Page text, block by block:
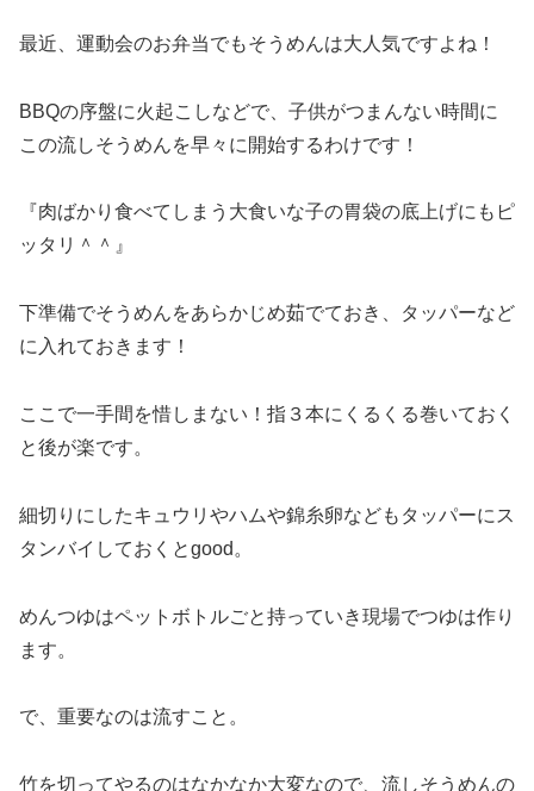
最近、運動会のお弁当でもそうめんは大人気ですよね！
BBQの序盤に火起こしなどで、子供がつまんない時間に
この流しそうめんを早々に開始するわけです！
『肉ばかり食べてしまう大食いな子の胃袋の底上げにもピ
ッタリ＾＾』
下準備でそうめんをあらかじめ茹でておき、タッパーなど
に入れておきます！
ここで一手間を惜しまない！指３本にくるくる巻いておく
と後が楽です。
細切りにしたキュウリやハムや錦糸卵などもタッパーにス
タンバイしておくとgood。
めんつゆはペットボトルごと持っていき現場でつゆは作り
ます。
で、重要なのは流すこと。
竹を切ってやるのはなかなか大変なので、流しそうめんの